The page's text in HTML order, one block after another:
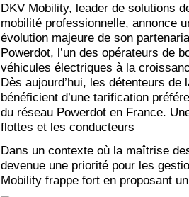
DKV Mobility, leader de solutions
mobilité professionnelle, annonce
évolution majeure de son
Powerdot, l’un des opérateurs de
véhicules électriques à la
Dès aujourd’hui, les détenteurs de
bénéficient d’une tarification
du réseau Powerdot en France.
flottes et les conducteurs
Dans un contexte où la maîtrise
devenue une priorité pour les
Mobility frappe fort en proposant